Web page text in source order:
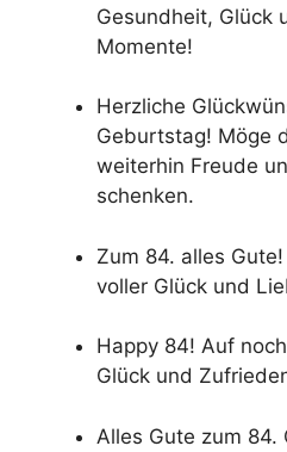
Gesundheit, Glück
Momente!
Herzliche
Geburtstag! Möge
weiterhin Freude
schenken.
Zum 84. alles
voller Glück und
Happy 84! Auf
Glück und
Alles Gute zum 84.